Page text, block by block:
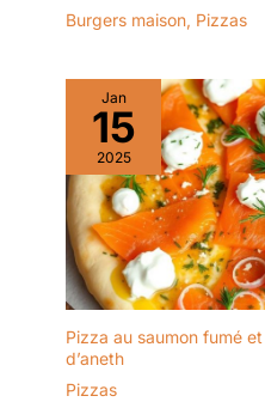
Burgers maison, Pizzas
Jan
15
2025
Pizza au saumon fumé
d’aneth
Pizzas